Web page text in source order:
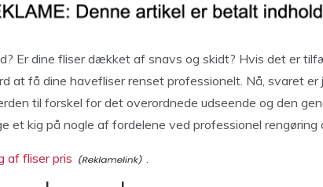
Er dine fliser dækket af snavs og skidt? Hvis det er
at få dine havefliser renset professionelt. Nå, svaret er
til forskel for det overordnede udseende og den
et kig på nogle af fordelene ved professionel rengøring
af fliser pris .